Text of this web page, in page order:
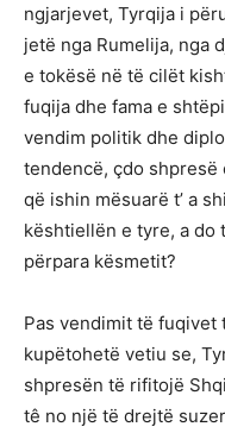
ngjarjevet, Tyrqija i
jetë nga Rumelija, nga
e tokësë në të cilët
fuqija dhe fama e
vendim politik dhe
tendencë, çdo shpresë
që ishin mësuarë t’ a
kështiellën e tyre, a
përpara kësmetit?
Pas vendimit të fuqivet
kupëtohetë vetiu se,
shpresën të rifitojë
tê no një të drejtë